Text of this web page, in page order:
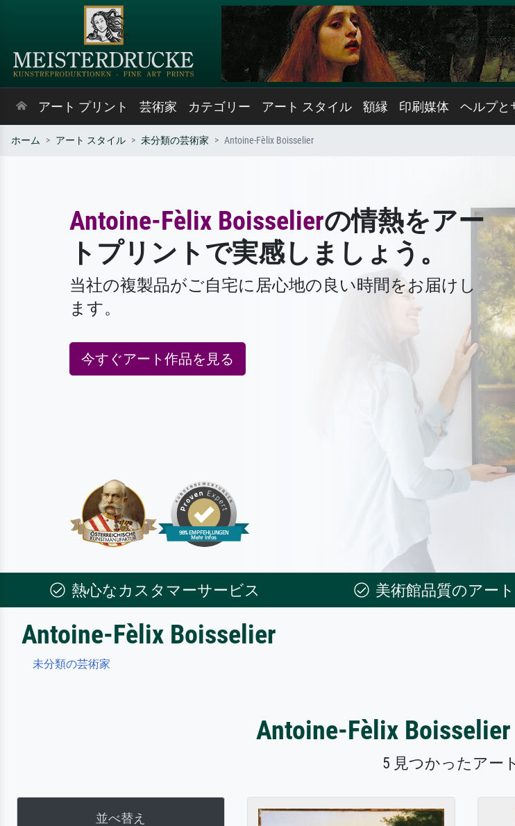
アート プリント 芸術家 カテゴリー アート スタイル 額縁 印刷媒体 ヘルプと
ホーム アート スタイル 未分類の芸術家 Antoine-Fèlix Boisselier
Antoine-Fèlix Boisselierの情熱をアー
トプリントで実感しましょう。
当社の複製品がご自宅に居心地の良い時間をお届けし
ます。
今すぐアート作品を見る
熱心なカスタマーサービス 美術館品質のアー
Antoine-Fèlix Boisselier
未分類の芸術家
Antoine-Fèlix
5 見つかったアー
並べ替え